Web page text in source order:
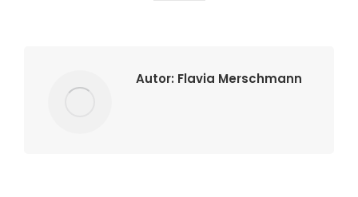
Autor: Flavia Merschmann